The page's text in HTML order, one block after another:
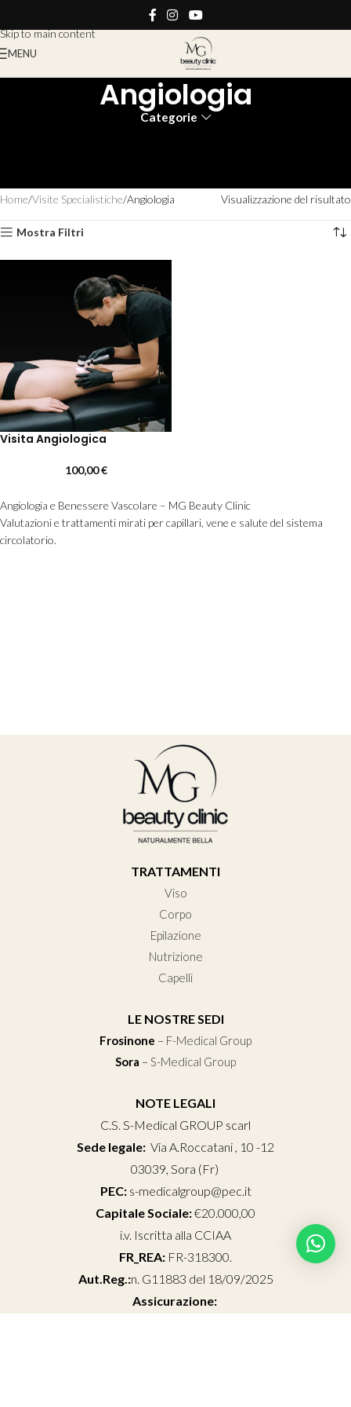
Skip to main content
MENU
Angiologia
Categorie
Home Visite Specialistiche Angiologia Visualizzazione del risultato
Mostra Filtri
Visita Angiologica
100,00€
Angiologia e Benessere Vascolare – MG Beauty Clinic
Valutazioni e trattamenti mirati per capillari, vene e salute del sistema
circolatorio.
TRATTAMENTI
Viso
Corpo
Epilazione
Nutrizione
Capelli
LE NOSTRE SEDI
Frosinone – F-Medical Group
Sora – S-Medical Group
NOTE LEGALI
C.S. S-Medical GROUP scarl
Sede legale: Via A.Roccatani , 10 -12
03039, Sora (Fr)
PEC:s-medicalgroup@pec.it
Capitale Sociale:€20.000,00
i.v. Iscritta alla CCIAA
FR_REA: FR-318300.
Aut.Reg.:n. G11883 del 18/09/2025
Assicurazione: